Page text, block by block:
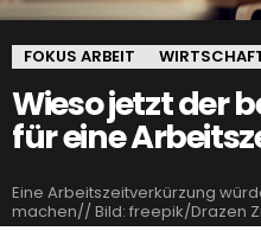
FOKUS ARBEIT
Wieso jetzt der
für eine
Eine Arbeitszeitverkürzung
machen// Bild: freepik/Drazen